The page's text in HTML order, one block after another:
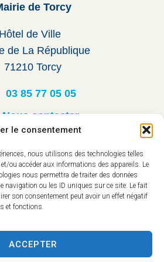
le consentement
nous utilisons des technologies telles
ou accéder aux informations des appareils. Le
nous permettra de traiter des données
navigation ou les ID uniques sur ce site. Le fait
son consentement peut avoir un effet négatif
et fonctions.
ACCEPTER
de Torcy
Hôtel de Ville
de La République
71210 Torcy
03 85 77 05 05
Nous contacter
au vendredi :
8h30 à 12h00